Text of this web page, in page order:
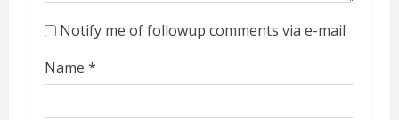
Notify me of followup comments via e-mail
Name *